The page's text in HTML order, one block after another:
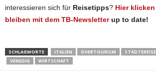
interessieren sich für Reisetipps? Hier
bleiben mit dem TB-Newsletterup to date!
SCHLAGWORTE ITALIEN OVERTOURISM
VENEDIG
WIRTSCHAFT